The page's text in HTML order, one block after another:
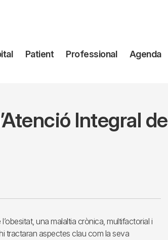
Patient Professional Agenda
Integral
una malaltia crònica, multifactorial i
tractaran aspectes clau com la seva